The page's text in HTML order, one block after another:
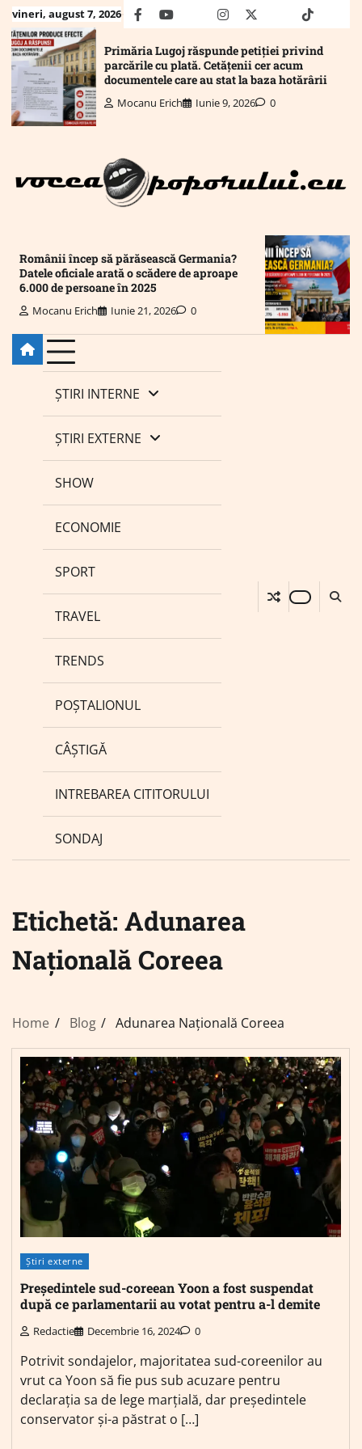
Skip
to
content
vineri, august 7, 2026 facebookyoutubeMailinstagram
twitter truthtiktok
Primăria Lugoj răspunde petiției privind
parcările cu plată. Cetățenii cer acum
documentele care au stat la baza hotărârii
Mocanu Erich Iunie 9, 2026 0
Românii încep să părăsească Germania?
Datele oficiale arată o scădere de aproape
6.000 de persoane în 2025
Mocanu Erich Iunie 21, 2026 0
ȘTIRI INTERNE
ȘTIRI EXTERNE
SHOW
ECONOMIE
SPORT
TRAVEL
TRENDS
POȘTALIONUL
CÂȘTIGĂ
INTREBAREA CITITORULUI
SONDAJ
Etichetă: Adunarea
Națională Coreea
Home Blog Adunarea Națională Coreea
Știri externe
Președintele sud-coreean Yoon a fost suspendat
după ce parlamentarii au votat pentru a-l demite
Redactie Decembrie 16, 2024 0
Potrivit sondajelor, majoritatea sud-coreenilor au
vrut ca Yoon să fie pus sub acuzare pentru
declarația sa de lege marțială, dar președintele
conservator și-a păstrat o […]